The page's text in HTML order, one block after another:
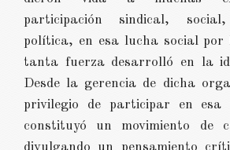
participación sindical,
política, en esa lucha social por
tanta fuerza desarrolló en la
Desde la gerencia de dicha
privilegio de participar en esa
constituyó un movimiento de